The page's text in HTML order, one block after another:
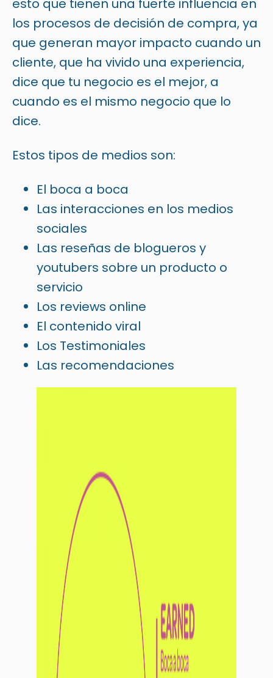
esto que tienen una fuerte influencia en
los procesos de decisión de compra, ya
que generan mayor impacto cuando un
cliente, que ha vivido una experiencia,
dice que tu negocio es el mejor, a
cuando es el mismo negocio que lo
dice.
Estos tipos de medios son:
El boca a boca
Las interacciones en los medios
sociales
Las reseñas de blogueros y
youtubers sobre un producto o
servicio
Los reviews online
El contenido viral
Los Testimoniales
Las recomendaciones